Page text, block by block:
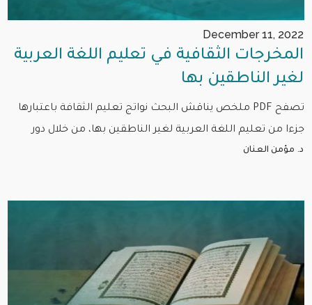
December 11, 2022
المخرجات الثقافية في تعليم اللغة العربية
لغير الناطقين بها
تصفح PDF ملخص يناقش البحث نواتج تعليم الثقافة باعتبارها
جزءا من تعليم اللغة العربية لغير الناطقين بها، من خلال دور
د. مؤمن العنان